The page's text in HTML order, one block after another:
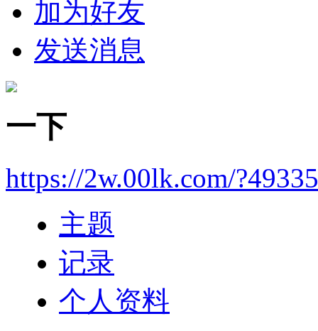
加为好友
发送消息
一下
https://2w.00lk.com/?49335
主题
记录
个人资料